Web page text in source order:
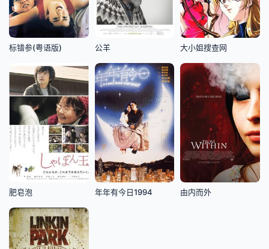
标错参(粤语版) 公羊 大小姐搜查网
肥皂泡 年年有今日1994 由内而外